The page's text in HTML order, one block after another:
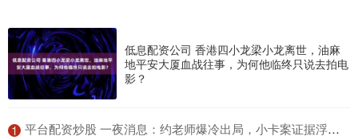
低息配资公司 香港四小龙梁小龙离世，油麻
地平安大厦血战往事，为何他临终只说去拍电
影？
1 ​平台配资炒股 一夜消息：约老师爆冷出局，小卡案证据浮现，库明加签约倒计时